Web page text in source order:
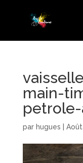
main-
par hugues